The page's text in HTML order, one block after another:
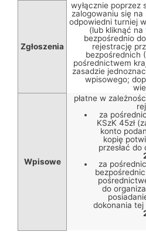
Zgłoszenia
wyłącznie poprzez
zalogowaniu się
odpowiedni turniej w
(lub kliknąć na
bezpośrednio
rejestrację
bezpośrednich
pośrednictwem
zasadzie
wpisowego;
Wpisowe
płatne w
za
KSzK 45zł
konto
kopię
przesłać do
za
do
dokonania tej